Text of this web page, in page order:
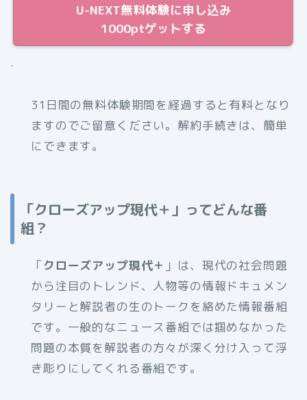
U-NEXT無料体験に申し込み
1000ptゲットする
.
31日間の無料体験期間を経過すると有料となり
ますのでご留意ください。解約手続きは、簡単
にできます。
「クローズアップ現代＋」ってどんな番
組？
「クローズアップ現代＋ 」は、現代の社会問題
から注目のトレンド、人物等の情報ドキュメン
タリーと解説者の生のトークを絡めた情報番組
です。一般的なニュース番組では掴めなかった
問題の本質を解説者の方々が深く分け入って浮
き彫りにしてくれる番組です。